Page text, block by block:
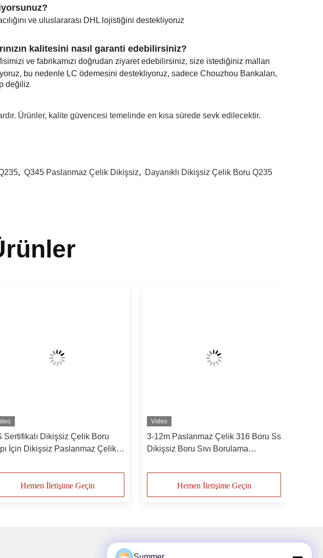
ve uluslararası DHL lojistiğini destekliyoruz
kalitesini nasıl garanti edebilirsiniz?
ve fabrikamızı doğrudan ziyaret edebilirsiniz, size istediğiniz malları
bu nedenle LC ödemesini destekliyoruz, sadece Chouzhou Bankaları,
değiliz.
Ürünler, kalite güvencesi temelinde en kısa sürede sevk edilecektir.
, Q345 Paslanmaz Çelik Dikişsiz, Dayanıklı Dikişsiz Çelik Boru Q235
Sertifikalı Dikişsiz Çelik Boru
İçin Dikişsiz Paslanmaz Çelik
Hemen İletişime Geçin
Video
3-12m Paslanmaz Çelik 316 Boru Ss
Dikişsiz Boru Sıvı Borulama
Hemen İletişime Geçin